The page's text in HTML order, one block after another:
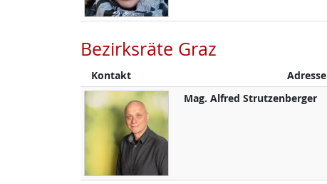
Bezirksräte Graz
Kontakt Adresse
Mag. Alfred Strutzenberger